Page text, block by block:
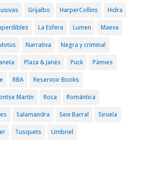
Grijalbo HarperCollins Hidra
La Esfera Lumen Maeva
Narrativa Negra y criminal
Plaza & Janés Puck Pàmies
RBA Reservoir Books
Martín Roca Romántica
Salamandra Seix Barral Siruela
Tusquets Umbriel